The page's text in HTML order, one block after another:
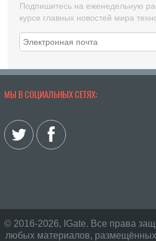
Подпишитесь на еженедельную
курсе главных новостей мира
МЫ В СОЦИАЛЬНЫХ СЕТЯХ:
© 2016-2026, IGate. Все права
любых материалов, размещённых